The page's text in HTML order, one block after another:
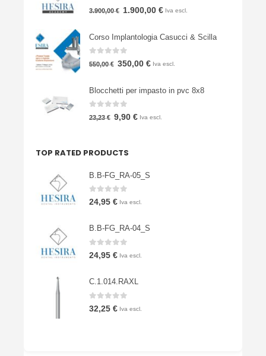
3.900,00€ Il
originale
era:
3.900,00 €.
1.900,00 €Il
attuale
1.900,00 €.
Iva escl.
Corso Implantologia Casucci & Scilla
550,00€ Il
originale
era:
550,00 €.
350,00 €Il
attuale
350,00 €.
Iva escl.
Blocchetti per impasto in pvc 8x8
23,23€ Il
23,23 €.
9,90 €Il
9,90 €.
Iva escl.
TOP RATED PRODUCTS
B.B-FG_RA-05_S
0 Su 5
24,95 € Iva escl.
B.B-FG_RA-04_S
0 Su 5
24,95 € Iva escl.
C.1.014.RAXL
0 Su 5
32,25 € Iva escl.